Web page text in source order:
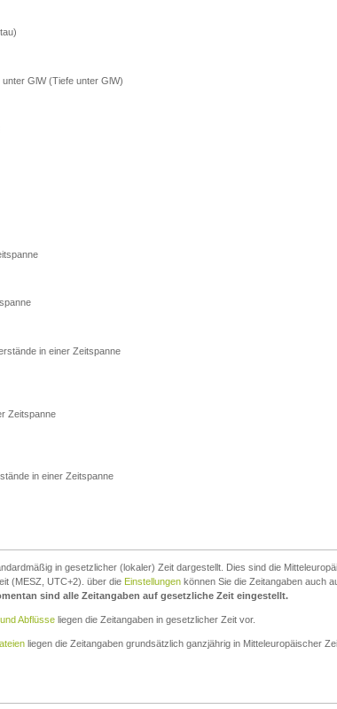
GlW (Tiefe unter GlW)
in einer Zeitspanne
Zeitspanne
in einer Zeitspanne
in gesetzlicher (lokaler) Zeit dargestellt. Dies sind die
(MESZ, UTC+2). über die Einstellungen können Sie die Zeitangaben auch
sind alle Zeitangaben auf gesetzliche Zeit eingestellt.
Abflüsse liegen die Zeitangaben in gesetzlicher Zeit vor.
liegen die Zeitangaben grundsätzlich ganzjährig in Mitteleuropäischer